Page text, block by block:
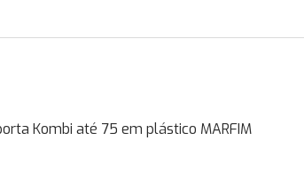
Kombi até 75 em plástico MARFIM